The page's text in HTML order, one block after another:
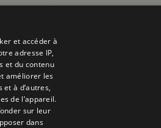
et accéder à
adresse IP,
et du contenu
améliorer les
à d’autres,
de l’appareil.
sur leur
dans